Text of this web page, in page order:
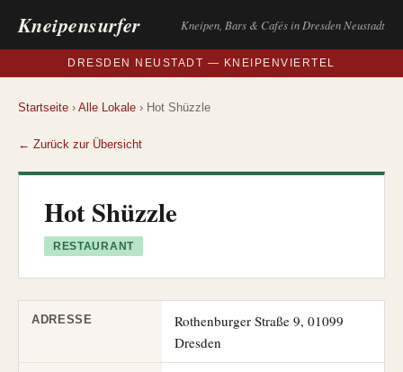
Kneipensurfer Kneipen, Bars & Cafés in Dresden Neustadt
DRESDEN NEUSTADT — KNEIPENVIERTEL
Startseite › Alle Lokale › Hot Shüzzle
← Zurück zur Übersicht
Hot Shüzzle
RESTAURANT
ADRESSE
Rothenburger Straße 9, 01099
Dresden